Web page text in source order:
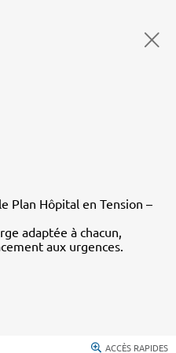
Plan Hôpital en Tension –
adaptée à chacun,
aux urgences.
ACCÈS RAPIDES